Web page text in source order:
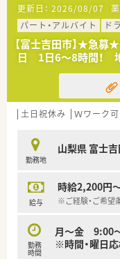
更新日： 2026/08/07
パート・アルバイト
ド
【富士吉田市】★急
日 1日6～8時間！
土日祝休み Ｗワーク可
勤務地
山梨県 富士
給与
時給2,200円
※ご経験・ご希望
勤務
時間
月～金 9:00～
※時間・曜日